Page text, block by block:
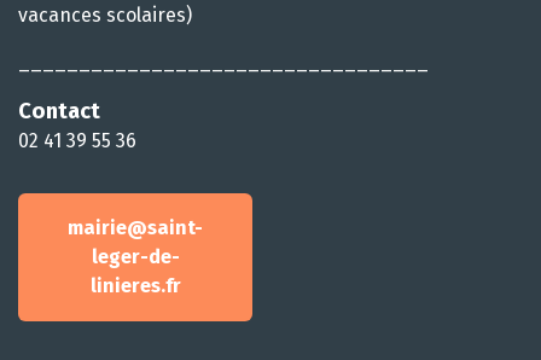
vacances scolaires)
Contact
02 41 39 55 36
mairie@saint-
leger-de-
linieres.fr